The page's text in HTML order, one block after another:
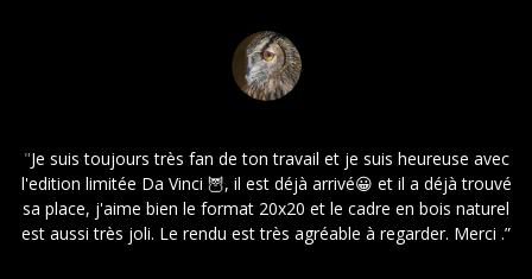
"Je suis toujours très fan de ton travail et je suis heureuse avec
l'edition limitée Da Vinci 🦉, il est déjà arrivé😀 et il a déjà trouvé
sa place, j'aime bien le format 20x20 et le cadre en bois naturel
est aussi très joli. Le rendu est très agréable à regarder. Merci .”